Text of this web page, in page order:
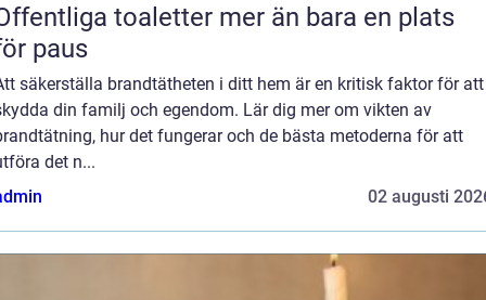
toaletter mer än bara en plats
paus
säkerställa brandtätheten i ditt hem är en kritisk faktor för att
din familj och egendom. Lär dig mer om vikten av
hur det fungerar och de bästa metoderna för att
det n...
02 augusti